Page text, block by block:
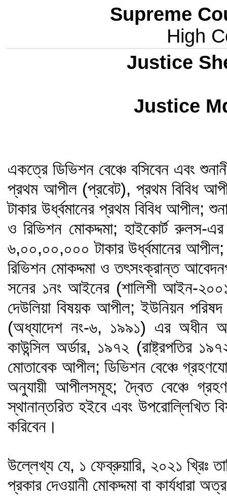
Supreme
High
Justice
Justice
একত্রে ডিভিশন বেঞ্চে বসিবেন এবং
প্রথম আপীল (প্রবেট), প্রথম বিবিধ
টাকার উর্ধ্বমানের প্রথম বিবিধ আপীল;
ও রিভিশন মোকদ্দমা; হাইকোর্ট রুলস-
৬,০০,০০,০০০ টাকার উর্ধ্বমানের আপীল;
রিভিশন মোকদ্দমা ও তৎসংক্রান্ত
সনের ১নং আইনের (শালিশী আইন-
দেউলিয়া বিষয়ক আপীল; ইউনিয়ন
(অধ্যাদেশ নং-৬, ১৯৯১) এর অধীন
কাউন্সিল অর্ডার, ১৯৭২ (রাষ্ট্রপতির
মোতাবেক আপীল; ডিভিশন বেঞ্চে
অনুযায়ী আপীলসমূহ; দ্বৈত বেঞ্চে
স্থানান্তরিত হইবে এবং উপরোল্লিখিত
করিবেন।
উল্লেখ্য যে, ১ ফেব্রুয়ারি, ২০২১ খ্রিঃ
প্রকার দেওয়ানী মোকদ্দমা বা কার্যধারা